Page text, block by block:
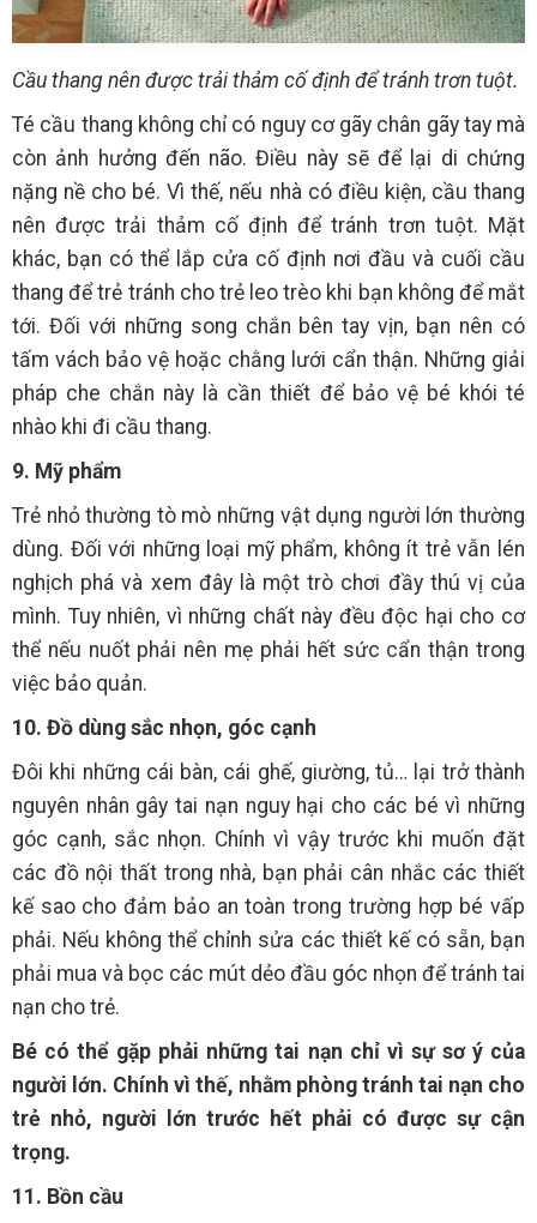
Cầu thang nên được trải thảm cố định để tránh trơn tuột.
Té cầu thang không chỉ có nguy cơ gãy chân gãy tay mà
còn ảnh hưởng đến não. Điều này sẽ để lại di chứng
nặng nề cho bé. Vì thế, nếu nhà có điều kiện, cầu thang
nên được trải thảm cố định để tránh trơn tuột. Mặt
khác, bạn có thể lắp cửa cố định nơi đầu và cuối cầu
thang để trẻ tránh cho trẻ leo trèo khi bạn không để mắt
tới. Đối với những song chắn bên tay vịn, bạn nên có
tấm vách bảo vệ hoặc chằng lưới cẩn thận. Những giải
pháp che chắn này là cần thiết để bảo vệ bé khói té
nhào khi đi cầu thang.
9. Mỹ phẩm
Trẻ nhỏ thường tò mò những vật dụng người lớn thường
dùng. Đối với những loại mỹ phẩm, không ít trẻ vẫn lén
nghịch phá và xem đây là một trò chơi đầy thú vị của
mình. Tuy nhiên, vì những chất này đều độc hại cho cơ
thể nếu nuốt phải nên mẹ phải hết sức cẩn thận trong
việc bảo quản.
10. Đồ dùng sắc nhọn, góc cạnh
Đôi khi những cái bàn, cái ghế, giường, tủ… lại trở thành
nguyên nhân gây tai nạn nguy hại cho các bé vì những
góc cạnh, sắc nhọn. Chính vì vậy trước khi muốn đặt
các đồ nội thất trong nhà, bạn phải cân nhắc các thiết
kế sao cho đảm bảo an toàn trong trường hợp bé vấp
phải. Nếu không thể chỉnh sửa các thiết kế có sẵn, bạn
phải mua và bọc các mút dẻo đầu góc nhọn để tránh tai
nạn cho trẻ.
Bé có thể gặp phải những tai nạn chỉ vì sự sơ ý của
người lớn. Chính vì thế, nhằm phòng tránh tai nạn cho
trẻ nhỏ, người lớn trước hết phải có được sự cận
trọng.
11. Bồn cầu